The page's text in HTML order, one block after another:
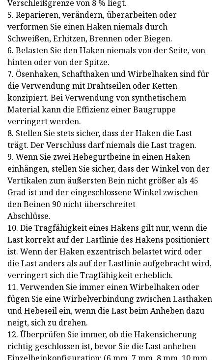
Verschleißgrenze von 8 % liegt.
5. Reparieren, verändern, überarbeiten oder
verformen Sie einen Haken niemals durch
Schweißen, Erhitzen, Brennen oder Biegen.
6. Belasten Sie den Haken niemals von der Seite, von
hinten oder von der Spitze.
7. Ösenhaken, Schafthaken und Wirbelhaken sind für
die Verwendung mit Drahtseilen oder Ketten
konzipiert. Bei Verwendung von synthetischem
Material kann die Effizienz einer Baugruppe
verringert werden.
8. Stellen Sie stets sicher, dass der Haken die Last
trägt. Der Verschluss darf niemals die Last tragen.
9. Wenn Sie zwei Hebegurtbeine in einen Haken
einhängen, stellen Sie sicher, dass der Winkel von der
Vertikalen zum äußersten Bein nicht größer als 45
Grad ist und der eingeschlossene Winkel zwischen
den Beinen 90 nicht überschreitet
Abschlüsse.
10. Die Tragfähigkeit eines Hakens gilt nur, wenn die
Last korrekt auf der Lastlinie des Hakens positioniert
ist. Wenn der Haken exzentrisch belastet wird oder
die Last anders als auf der Lastlinie aufgebracht wird,
verringert sich die Tragfähigkeit erheblich.
11. Verwenden Sie immer einen Wirbelhaken oder
fügen Sie eine Wirbelverbindung zwischen Lasthaken
und Hebeseil ein, wenn die Last beim Anheben dazu
neigt, sich zu drehen.
12. Überprüfen Sie immer, ob die Hakensicherung
richtig geschlossen ist, bevor Sie die Last anheben